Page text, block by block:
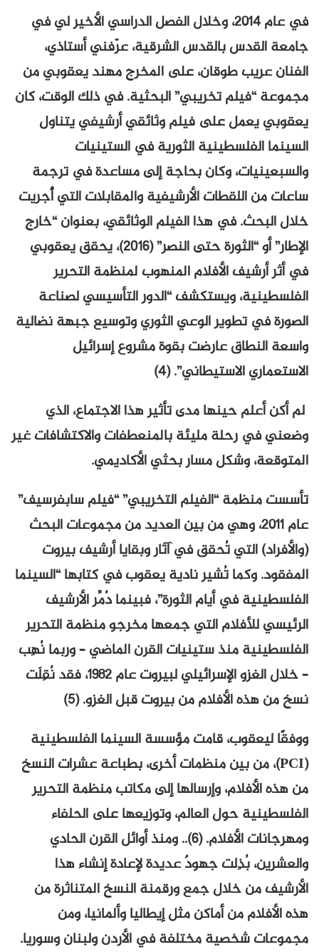
في عام ٢٠١٤، وخلال الفصل الدراسي الأخير لي في
جامعة القدس بالقدس الشرقية، عرّفني أستاذي،
الفنان عريب طوقان، على المخرج مهند يعقوبي من
مجموعة “فيلم تخريبي” البحثية. في ذلك الوقت، كان
يعقوبي يعمل على فيلم وثائقي أرشيفي يتناول
السينما الفلسطينية الثورية في الستينيات
والسبعينيات، وكان بحاجة إلى مساعدة في ترجمة
ساعات من اللقطات الأرشيفية والمقابلات التي أُجريت
خلال البحث. في هذا الفيلم الوثائقي، بعنوان “خارج
الإطار” أو “الثورة حتى النصر” (2016)، يحقق يعقوبي
في أثر أرشيف الأفلام المنهوب لمنظمة التحرير
الفلسطينية، ويستكشف “الدور التأسيسي لصناعة
الصورة في تطوير الوعي الثوري وتوسيع جبهة نضالية
واسعة النطاق عارضت بقوة مشروع إسرائيل
الاستعماري الاستيطاني”. (4)
لم أكن أعلم حينها مدى تأثير هذا الاجتماع، الذي
وضعني في رحلة مليئة بالمنعطفات والاكتشافات غير
المتوقعة، وشكل مسار بحثي الأكاديمي.
تأسست منظمة “الفيلم التخريبي” “فيلم سابفرسيف”
عام ٢٠١١، وهي من بين العديد من مجموعات البحث
(والأفراد) التي تُحقق في آثار وبقايا أرشيف بيروت
المفقود. وكما تُشير نادية يعقوب في كتابها “السينما
الفلسطينية في أيام الثورة”، فبينما دُمِّر الأرشيف
الرئيسي للأفلام التي جمعها مخرجو منظمة التحرير
الفلسطينية منذ ستينيات القرن الماضي – وربما نُهِب
– خلال الغزو الإسرائيلي لبيروت عام ١٩٨٢، فقد نُقِلَت
نسخ من هذه الأفلام من بيروت قبل الغزو. (5)
ووفقًا ليعقوب، قامت مؤسسة السينما الفلسطينية
(PCI)، من بين منظمات أخرى، بطباعة عشرات النسخ
من هذه الأفلام، وإرسالها إلى مكاتب منظمة التحرير
الفلسطينية حول العالم، وتوزيعها على الحلفاء
ومهرجانات الأفلام. (6).. ومنذ أوائل القرن الحادي
والعشرين، بُذِلت جهودٌ عديدة لإعادة إنشاء هذا
الأرشيف من خلال جمع ورقمنة النسخ المتناثرة من
هذه الأفلام من أماكن مثل إيطاليا وألمانيا، ومن
مجموعات شخصية مختلفة في الأردن ولبنان وسوريا.